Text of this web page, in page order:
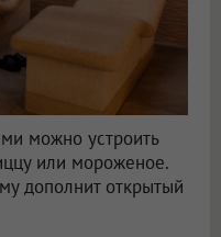
можно устроить
или мороженое.
дополнит открытый